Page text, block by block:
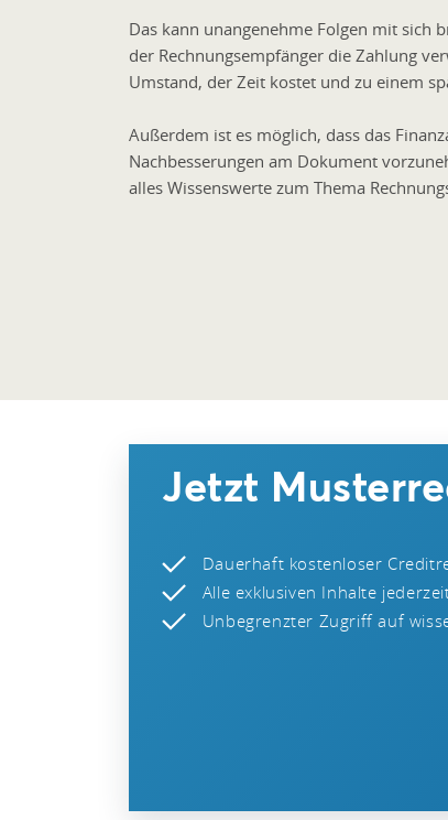
Das kann unangenehme Folgen mit sich
der Rechnungsempfänger die Zahlung
Umstand, der Zeit kostet und zu einem
Außerdem ist es möglich, dass das
Nachbesserungen am Dokument
alles Wissenswerte zum Thema
Jetzt
Dauerhaft kostenloser
Alle exklusiven Inhalte
Unbegrenzter Zugriff auf